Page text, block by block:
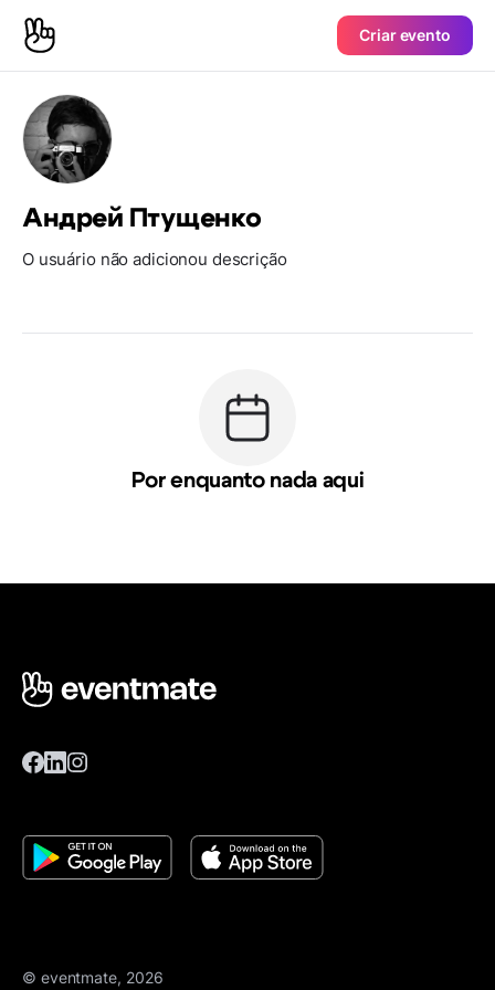
Criar evento
Андрей Птущенко
O usuário não adicionou descrição
Por enquanto nada aqui
© eventmate, 2026